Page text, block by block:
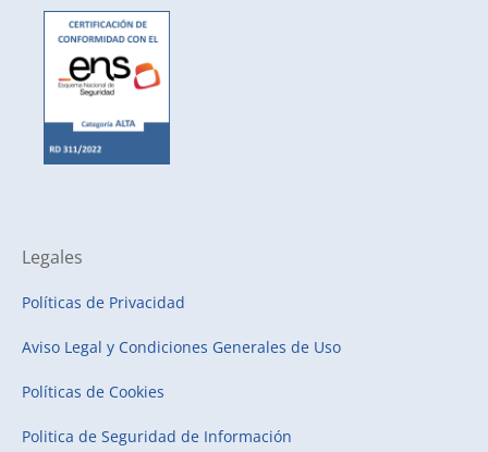
Legales
Políticas de Privacidad
Aviso Legal y Condiciones Generales de Uso
Políticas de Cookies
Politica de Seguridad de Información